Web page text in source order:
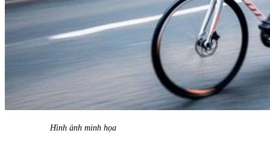
Hình ảnh minh họa